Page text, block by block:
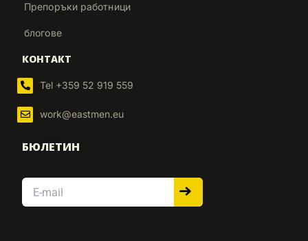
Препоръки работници
блогове
КОНТАКТ
Tel +359 52 919 559
work@eastmen.eu
БЮЛЕТИН
Email